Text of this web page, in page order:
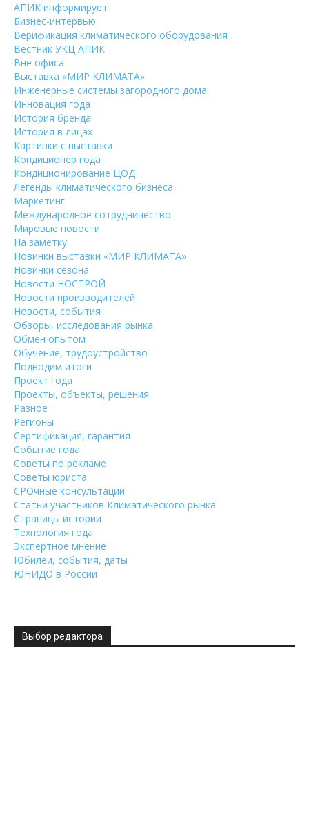
АПИК информирует
Бизнес-интервью
Верификация климатического оборудования
Вестник УКЦ АПИК
Вне офиса
Выставка «МИР КЛИМАТА»
Инженерные системы загородного дома
Инновация года
История бренда
История в лицах
Картинки с выставки
Кондиционер года
Кондиционирование ЦОД
Легенды климатического бизнеса
Маркетинг
Международное сотрудничество
Мировые новости
На заметку
Новинки выставки «МИР КЛИМАТА»
Новинки сезона
Новости НОСТРОЙ
Новости производителей
Новости, события
Обзоры, исследования рынка
Обмен опытом
Обучение, трудоустройство
Подводим итоги
Проект года
Проекты, объекты, решения
Разное
Регионы
Сертификация, гарантия
Событие года
Советы по рекламе
Советы юриста
СРОчные консультации
Статьи участников Климатического рынка
Страницы истории
Технология года
Экспертное мнение
Юбилеи, события, даты
ЮНИДО в России
Выбор редактора